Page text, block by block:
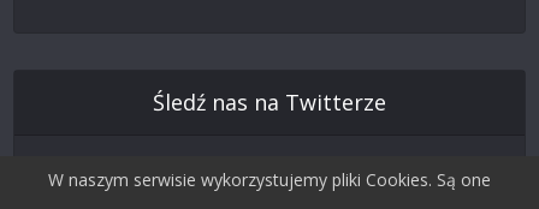
Śledź nas na Twitterze
W naszym serwisie wykorzystujemy pliki Cookies. Są one